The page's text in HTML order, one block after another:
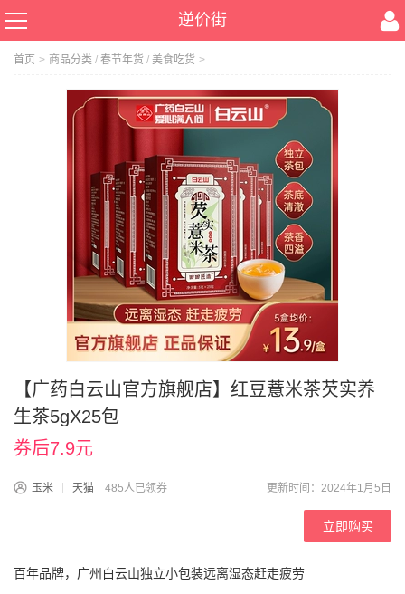
逆价街
首页 > 商品分类 / 春节年货 / 美食吃货 >
【广药白云山官方旗舰店】红豆薏米茶芡实养
生茶5gX25包
券后7.9元
玉米 天猫 485人已领券 更新时间：2024年1月5日
立即购买
百年品牌，广州白云山独立小包装远离湿态赶走疲劳